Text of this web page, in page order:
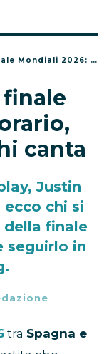
orario, dove vederlo e chi canta
canta
Justin
chi si
della finale
seguirlo in
tra Spagna e